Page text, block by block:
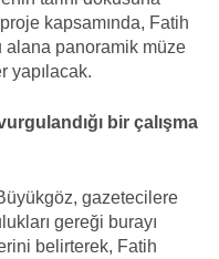
kapsamında, Fatih
alana panoramik müze
yapılacak.
bir çalışma
gazetecilere
gereği burayı
belirterek, Fatih